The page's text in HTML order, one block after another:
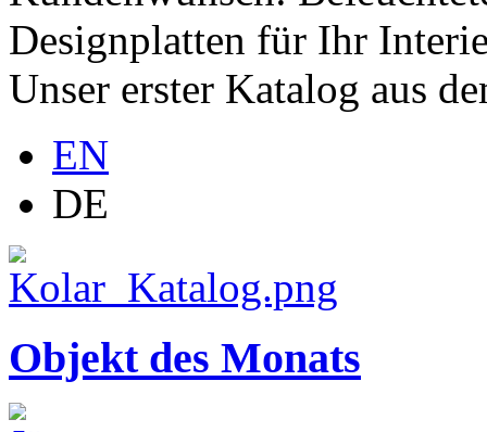
Designplatten für Ihr
Unser erster Katalog aus
EN
DE
Objekt des Monats